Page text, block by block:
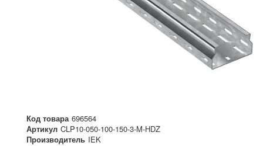
Код товара 696564
Артикул CLP10-050-100-150-3-M-HDZ
Производитель IEK